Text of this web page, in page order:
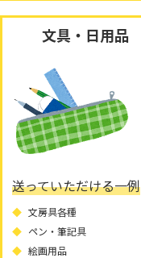
文具・日用品
送っていただける一例
文房具各種
ペン・筆記具
絵画用品